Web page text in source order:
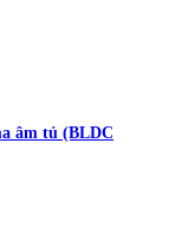
âm tủ (BLDC